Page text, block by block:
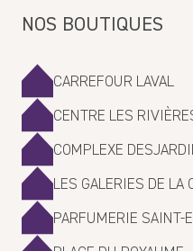
NOS BOUTIQUES
CARREFOUR LAVAL
CENTRE LES
COMPLEXE
LES GALERIES DE LA
PARFUMERIE SAINT-